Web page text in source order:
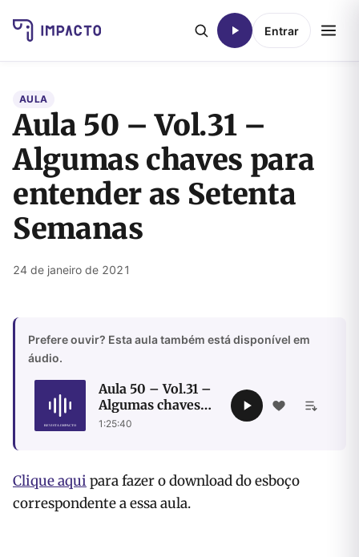
Entrar
AULA
Aula 50 – Vol.31 –
Algumas chaves para
entender as Setenta
Semanas
24 de janeiro de 2021
Prefere ouvir? Esta aula também está disponível em
áudio.
Aula 50 – Vol.31 –
Algumas chaves
para entender as
1:25:40
Clique aqui para fazer o download do esboço
correspondente a essa aula.